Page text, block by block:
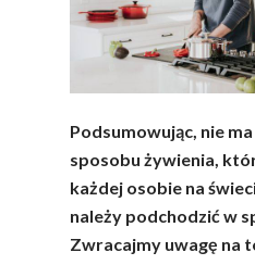
Podsumowując, nie
sposobu żywienia,
każdej osobie na
należy podchodzić w
Zwracajmy uwagę na